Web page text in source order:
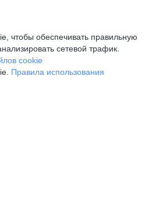
чтобы обеспечивать правильную
сетевой трафик.
cookie
Правила использования